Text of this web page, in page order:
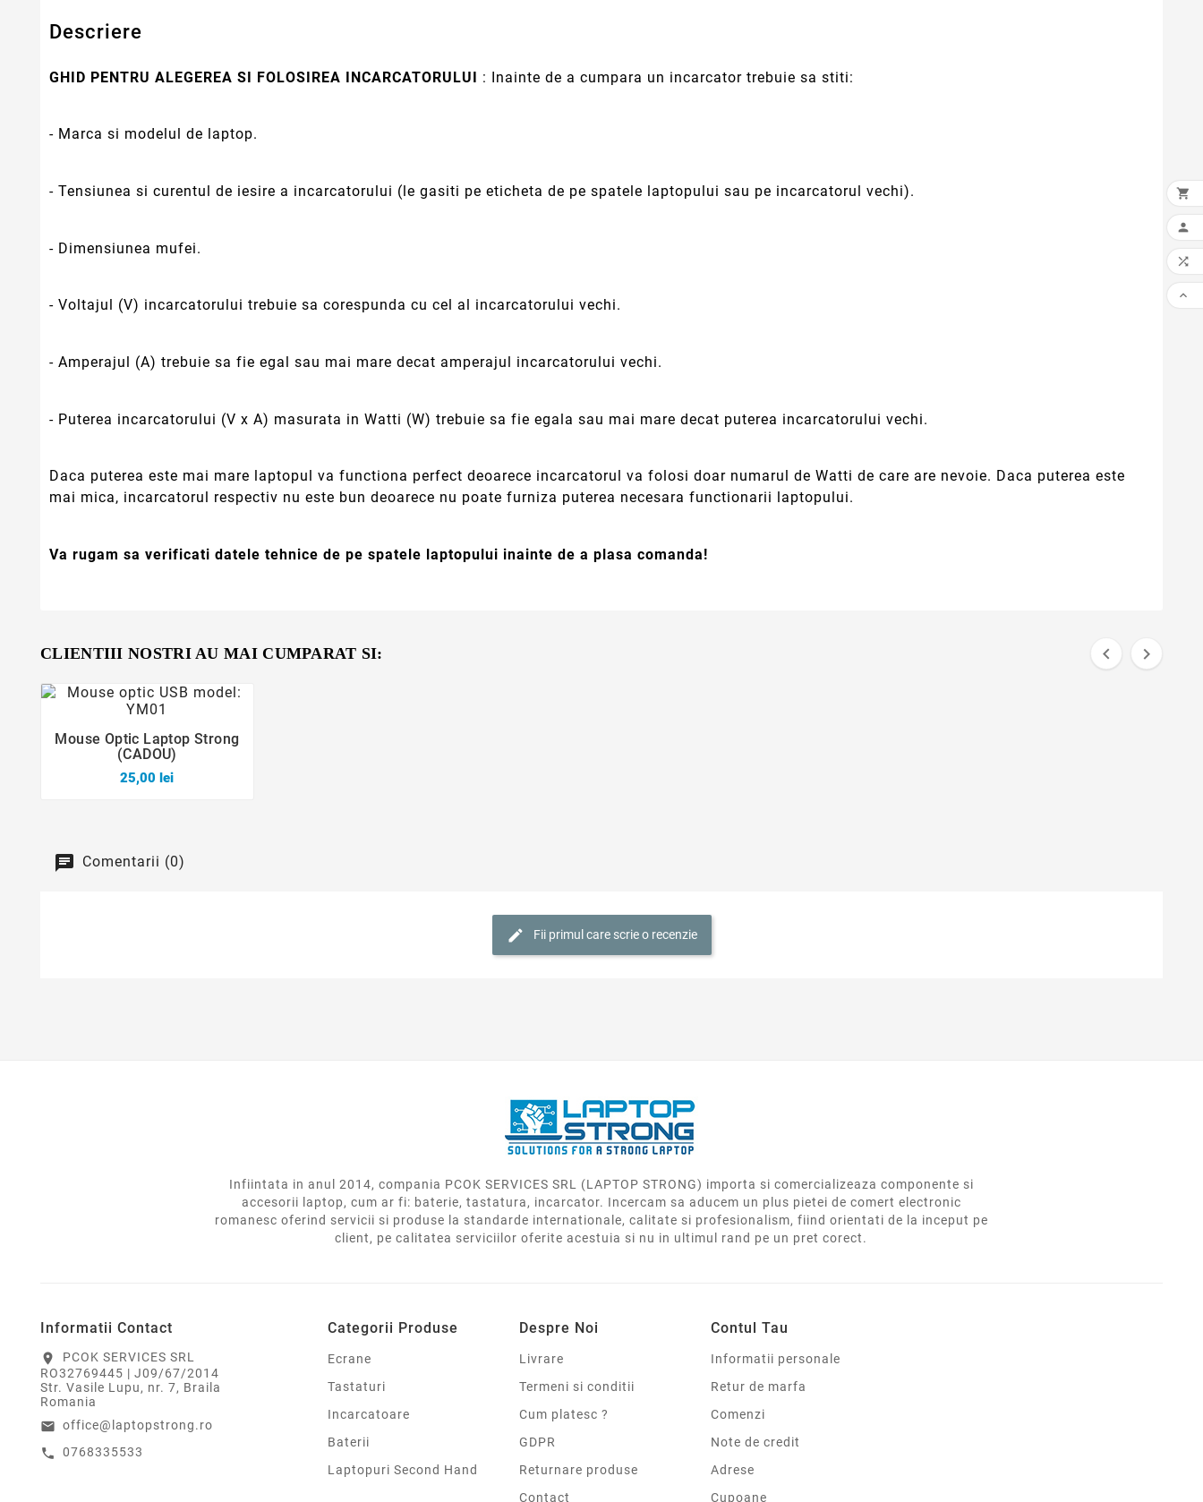
Descriere
GHID PENTRU ALEGEREA SI FOLOSIREA INCARCATORULUI : Inainte de a cumpara un incarcator trebuie sa stiti:
- Marca si modelul de laptop.
- Tensiunea si curentul de iesire a incarcatorului (le gasiti pe eticheta de pe spatele laptopului sau pe incarcatorul vechi).
- Dimensiunea mufei.
- Voltajul (V) incarcatorului trebuie sa corespunda cu cel al incarcatorului vechi.
- Amperajul (A) trebuie sa fie egal sau mai mare decat amperajul incarcatorului vechi.
- Puterea incarcatorului (V x A) masurata in Watti (W) trebuie sa fie egala sau mai mare decat puterea incarcatorului vechi.
Daca puterea este mai mare laptopul va functiona perfect deoarece incarcatorul va folosi doar numarul de Watti de care are nevoie. Daca puterea este
mai mica, incarcatorul respectiv nu este bun deoarece nu poate furniza puterea necesara functionarii laptopului.
Va rugam sa verificati datele tehnice de pe spatele laptopului inainte de a plasa comanda!
CLIENTIII NOSTRI AU MAI CUMPARAT SI:  
  
Mouse Optic Laptop Strong
(CADOU)
25,00 lei
Comentarii (0)
Fii primul care scrie o recenzie
Infiintata in anul 2014, compania PCOK SERVICES SRL (LAPTOP STRONG) importa si comercializeaza componente si
accesorii laptop, cum ar fi: baterie, tastatura, incarcator. Incercam sa aducem un plus pietei de comert electronic
romanesc oferind servicii si produse la standarde internationale, calitate si profesionalism, fiind orientati de la inceput pe
client, pe calitatea serviciilor oferite acestuia si nu in ultimul rand pe un pret corect.
Informatii Contact
location_on
PCOK SERVICES SRL
RO32769445 | J09/67/2014
Str. Vasile Lupu, nr. 7, Braila
Romania
email office@laptopstrong.ro
call 0768335533
Categorii Produse
Ecrane
Tastaturi
Incarcatoare
Baterii
Laptopuri Second Hand
Despre Noi
Livrare
Termeni si conditii
Cum platesc ?
GDPR
Returnare produse
Contact
Contul Tau
Informatii personale
Retur de marfa
Comenzi
Note de credit
Adrese
Cupoane



